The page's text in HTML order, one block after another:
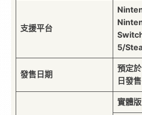
支援平台
5/
發售日期
預定
日發售
實體版